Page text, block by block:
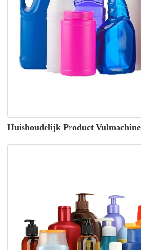
Huishoudelijk Product Vulmachine